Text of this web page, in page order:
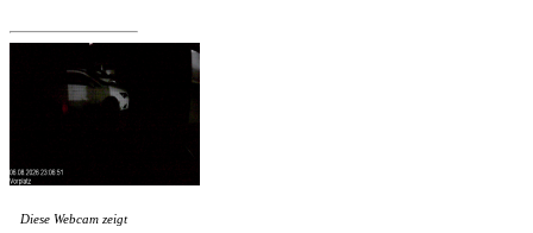
Diese Webcam zeigt